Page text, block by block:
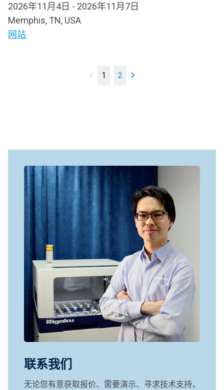
2026年11月4日 - 2026年11月7日
Memphis, TN, USA
网站
1 2
联系我们
无论您有意获取报价、需要演示、寻求技术支持，